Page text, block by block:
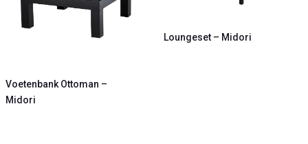
Loungeset – Midori
Voetenbank Ottoman –
Midori